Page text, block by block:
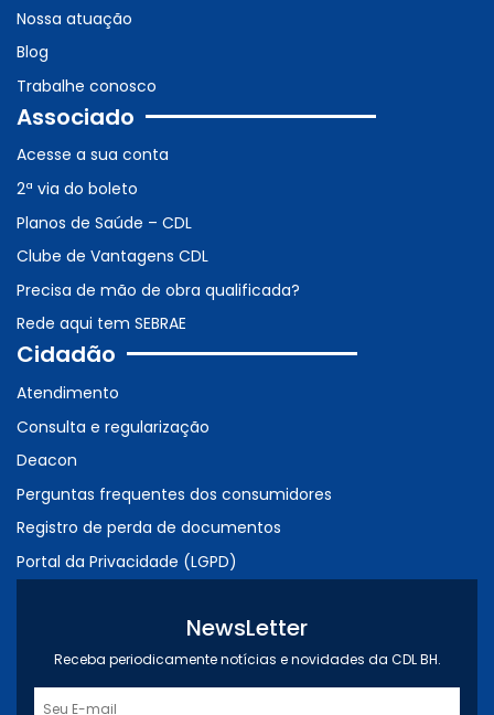
Nossa atuação
Blog
Trabalhe conosco
Associado
Acesse a sua conta
2ª via do boleto
Planos de Saúde – CDL
Clube de Vantagens CDL
Precisa de mão de obra qualificada?
Rede aqui tem SEBRAE
Cidadão
Atendimento
Consulta e regularização
Deacon
Perguntas frequentes dos consumidores
Registro de perda de documentos
Portal da Privacidade (LGPD)
NewsLetter
Receba periodicamente notícias e novidades da CDL BH.